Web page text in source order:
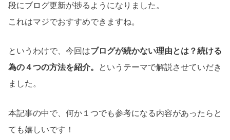
段にブログ更新が捗るようになりました。
これはマジでおすすめできますね。
というわけで、今回はブログが続かない理由とは？続ける
為の４つの方法を紹介。
というテーマで解説させていだき
ました。
本記事の中で、何か１つでも参考になる内容があったらと
ても嬉しいです！